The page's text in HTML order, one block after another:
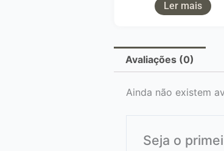
Ler mais
Avaliações (0)
Ainda não existem
Seja o